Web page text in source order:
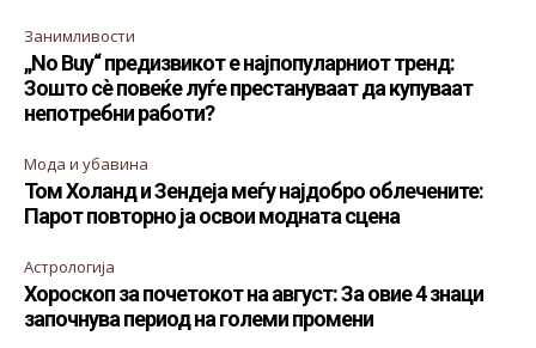
Занимливости
„No Buy“ предизвикот е најпопуларниот тренд:
Зошто сè повеќе луѓе престануваат да купуваат
непотребни работи?
Мода и убавина
Том Холанд и Зендеја меѓу најдобро облечените:
Парот повторно ја освои модната сцена
Астрологија
Хороскоп за почетокот на август: За овие 4 знаци
започнува период на големи промени